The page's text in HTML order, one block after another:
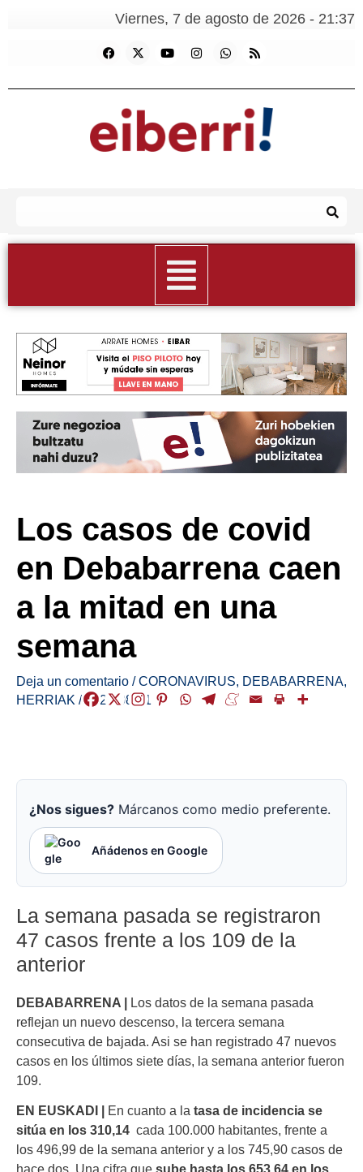
Viernes, 7 de agosto de 2026 - 21:37
Los casos de covid
en Debabarrena caen
a la mitad en una
semana
Deja un comentario /CORONAVIRUS, DEBABARRENA,
HERRIAK /2022-08-01
¿Nos sigues? Márcanos como medio preferente.
Añádenos en Google
La semana pasada se registraron
47 casos frente a los 109 de la
anterior
DEBABARRENA |
Los datos de la semana pasada
reflejan un nuevo descenso, la tercera semana
consecutiva de bajada. Asi se han registrado 47 nuevos
casos en los últimos siete días, la semana anterior fueron
109.
EN EUSKADI | En cuanto a la tasa de incidencia se
sitúa en los 310,14 cada 100.000 habitantes, frente a
los 496,99 de la semana anterior y a los 745,90 casos de
hace dos. Una cifra que sube hasta los 653,64 en los